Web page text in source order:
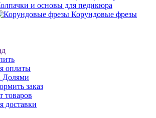
и основы для педикюра
Корундовые фрезы
оплаты
Долями
заказ
товаров
доставки